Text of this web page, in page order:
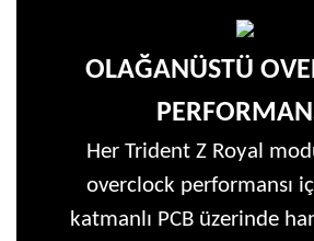
OLAĞANÜSTÜ
Her Trident Z Royal
overclock performansı
katmanlı PCB üzerinde